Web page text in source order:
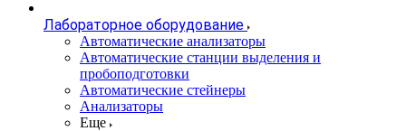
Лабораторное оборудование
Автоматические анализаторы
Автоматические станции выделения и
пробоподготовки
Автоматические стейнеры
Анализаторы
Еще